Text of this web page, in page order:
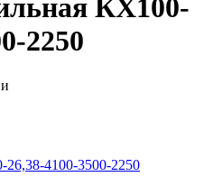
КХ100-
2250